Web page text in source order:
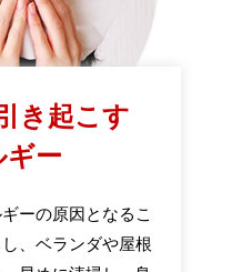
き起こす
ギー
ーの原因となるこ
、ベランダや屋根